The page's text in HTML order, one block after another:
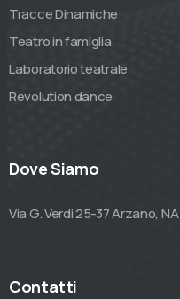
Tracce Dinamiche
Teatro in famiglia
Laboratorio teatrale
Revolution dance
Dove Siamo
Via G. Verdi 25-37 Arzano, NA
Contatti